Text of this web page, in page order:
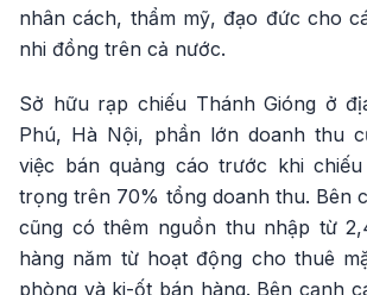
nhân cách, thẩm mỹ, đạo đức cho
nhi đồng trên cả nước.
Sở hữu rạp chiếu Thánh Gióng ở
Phú, Hà Nội, phần lớn doanh thu
việc bán quảng cáo trước khi
trọng trên 70% tổng doanh thu. Bên
cũng có thêm nguồn thu nhập từ
hàng năm từ hoạt động cho thuê
phòng và ki-ốt bán hàng. Bên cạnh